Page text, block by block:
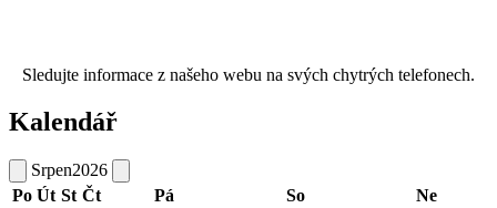
Sledujte informace z našeho webu na svých chytrých telefonech.
Kalendář
Srpen2026
Po Út St Čt Pá So
Ne